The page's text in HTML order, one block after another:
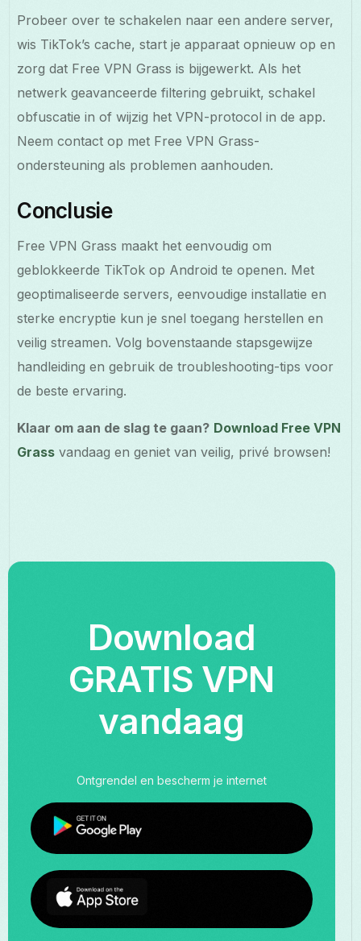
Probeer over te schakelen naar een andere server,
wis TikTok’s cache, start je apparaat opnieuw op en
zorg dat Free VPN Grass is bijgewerkt. Als het
netwerk geavanceerde filtering gebruikt, schakel
obfuscatie in of wijzig het VPN-protocol in de app.
Neem contact op met Free VPN Grass-
ondersteuning als problemen aanhouden.
Conclusie
Free VPN Grass maakt het eenvoudig om
geblokkeerde TikTok op Android te openen. Met
geoptimaliseerde servers, eenvoudige installatie en
sterke encryptie kun je snel toegang herstellen en
veilig streamen. Volg bovenstaande stapsgewijze
handleiding en gebruik de troubleshooting-tips voor
de beste ervaring.
Klaar om aan de slag te gaan? Download Free VPN
Grass vandaag en geniet van veilig, privé browsen!
Download
GRATIS VPN
vandaag
Ontgrendel en bescherm je internet